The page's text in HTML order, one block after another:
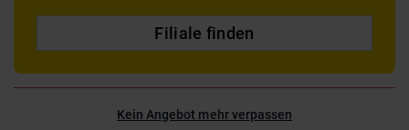
Filiale finden
Kein Angebot mehr verpassen